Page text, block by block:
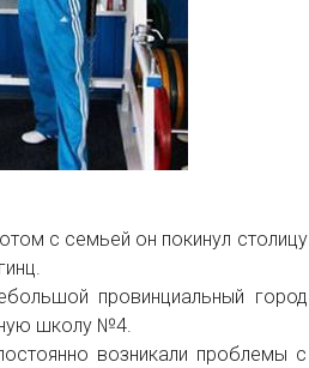
с семьей он покинул столицу
провинциальный город
школу №4.
возникали проблемы с